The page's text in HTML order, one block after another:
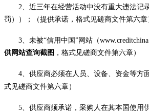
2 近三年在经营活动中没有重大违法记
罚））；
（提供承诺， 格式见磋商文件第六章
3 未被“信用中国”网站（
供网站查询截图 ， 格式见磋商文件第六章）
4 供应商必须在人员、设备、资金等方
式见磋商文件第六章）
5
供应商须承诺，采购人在其本国使用